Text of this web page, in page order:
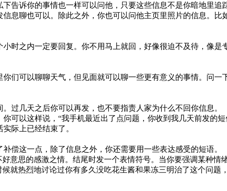
告诉你的事情也一样可以问他，只要这些信息不是你暗地里追
息聊也可以。除此之外，你也可以问他主页里照片的信息。比
时之内一定要回复。你不用马上就回，好像很迫不及待，像是
们可以聊聊天气，但见面就可以聊一些更有意义的事情。问一
过几天之后你可以再发，也不要指责人家为什么不回你信息。
可以这样说，“我手机最近出了点问题，你收到我几天前发的
际上已经结束了。
偿这一点，除了信息之外，你还需要用一些表达感受的短语。
意思的感激之情。结尾时发一个表情符号。当你要强调某种情
就热烈地讨论过你有多久没吃花生酱和果冻三明治了这个问题